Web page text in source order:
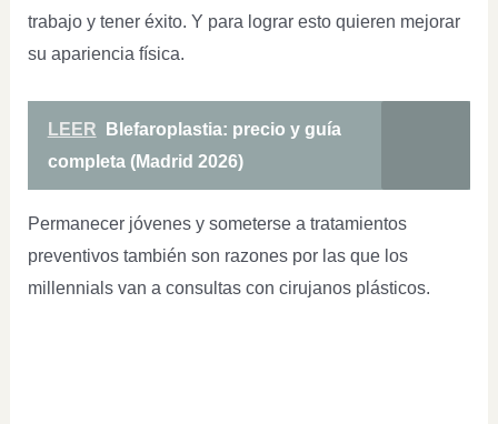
trabajo y tener éxito. Y para lograr esto quieren mejorar
su apariencia física.
LEER
Blefaroplastia: precio y guía
completa (Madrid 2026)
Permanecer jóvenes y someterse a tratamientos
preventivos también son razones por las que los
millennials van a consultas con cirujanos plásticos.